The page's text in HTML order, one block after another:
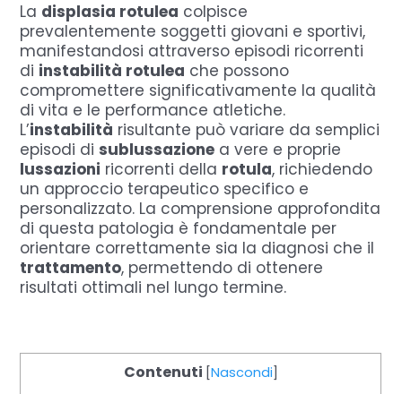
La displasia rotulea colpisce
prevalentemente soggetti giovani e sportivi,
manifestandosi attraverso episodi ricorrenti
di instabilità rotulea che possono
compromettere significativamente la qualità
di vita e le performance atletiche.
L’instabilità risultante può variare da semplici
episodi disublussazione a vere e proprie
lussazioni ricorrenti della rotula, richiedendo
un approccio terapeutico specifico e
personalizzato. La comprensione approfondita
di questa patologia è fondamentale per
orientare correttamente sia la diagnosi che il
trattamento, permettendo di ottenere
risultati ottimali nel lungo termine.
Contenuti [Nascondi